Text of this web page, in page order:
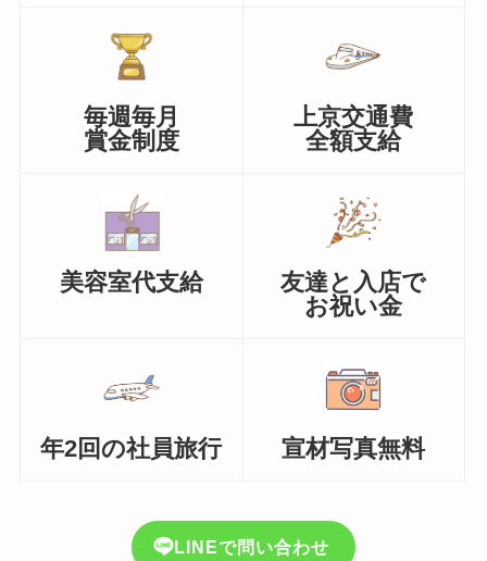
毎週毎月
賞金制度
上京交通費
全額支給
美容室代支給
友達と入店で
お祝い金
年2回の社員旅行 宣材写真無料
LINEで問い合わせ